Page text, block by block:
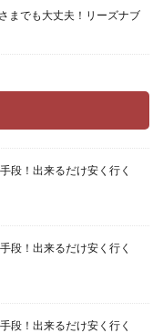
までも大丈夫！リーズナブ
段！出来るだけ安く行く
段！出来るだけ安く行く
段！出来るだけ安く行く